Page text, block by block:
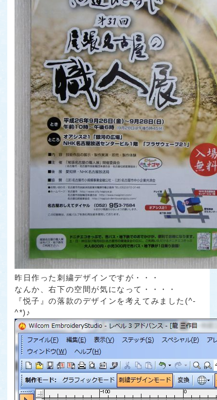
昨日作った刺繍デザインですが・・・
なんか、右下の空間が気になって・・・・
『悦子』の落款のデザインを考えてみました(^-
^*)♪